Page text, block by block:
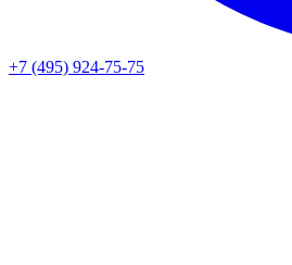
+7 (495) 924-75-75